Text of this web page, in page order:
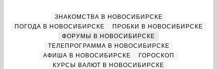
ЗНАКОМСТВА В НОВОСИБИРСКЕ
ПОГОДА В НОВОСИБИРСКЕ
ПРОБКИ В НОВОСИБИРСКЕ
ФОРУМЫ В НОВОСИБИРСКЕ
ТЕЛЕПРОГРАММА В НОВОСИБИРСКЕ
АФИША В НОВОСИБИРСКЕ
ГОРОСКОП
КУРСЫ ВАЛЮТ В НОВОСИБИРСКЕ